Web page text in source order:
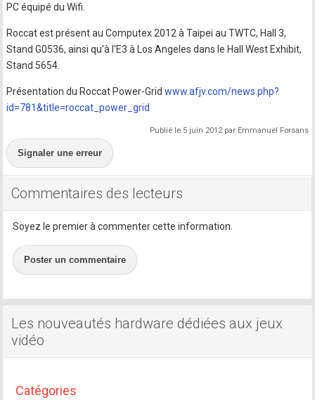
PC équipé du Wifi.
Roccat est présent au Computex 2012 à Taipei au TWTC, Hall 3,
Stand G0536, ainsi qu'à l'E3 à Los Angeles dans le Hall West Exhibit,
Stand 5654.
Présentation du Roccat Power-Gridwww.afjv.com/news.php?
id=781&title=roccat_power_grid
Publié le 5 juin 2012 par Emmanuel Forsans
Signaler une erreur
Commentaires des lecteurs
Soyez le premier à commenter cette information.
Poster un commentaire
Les nouveautés hardware dédiées aux jeux
vidéo
Catégories